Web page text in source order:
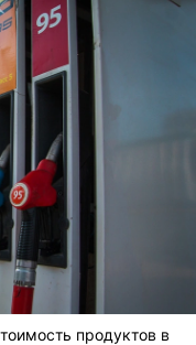
продуктов в